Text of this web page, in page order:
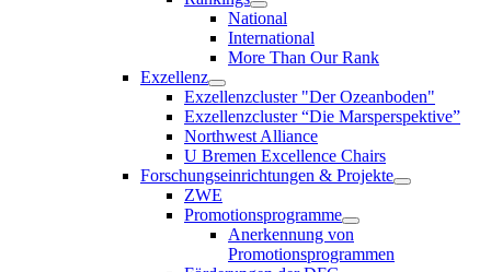
National
International
More Than Our Rank
Exzellenz
Exzellenzcluster "Der Ozeanboden"
Exzellenzcluster “Die Marsperspektive”
Northwest Alliance
U Bremen Excellence Chairs
Forschungseinrichtungen & Projekte
ZWE
Promotionsprogramme
Anerkennung von
Promotionsprogrammen